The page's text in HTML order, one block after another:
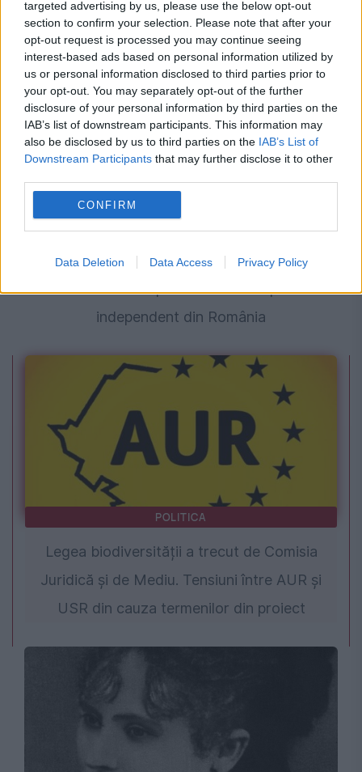
targeted advertising by us, please use the below opt-out
section to confirm your selection. Please note that after your
opt-out request is processed you may continue seeing
interest-based ads based on personal information utilized by
us or personal information disclosed to third parties prior to
your opt-out. You may separately opt-out of the further
disclosure of your personal information by third parties on the
IAB’s list of downstream participants. This information may
also be disclosed by us to third parties on the IAB’s List of
Downstream Participants that may further disclose it to other
CONFIRM
Data Deletion Data Access Privacy Policy
titularului. Mulți români află prea târziu ce
spune legea
A murit fondatorul primului cotidian particular
independent din România
POLITICA
Legea biodiversității a trecut de Comisia
Juridică și de Mediu. Tensiuni între AUR și
USR din cauza termenilor din proiect